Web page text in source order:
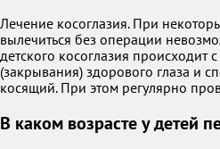
Лечение косоглазия. При
вылечиться без операции
детского косоглазия
(закрывания) здорового глаза и
косящий. При этом регулярно
В каком возрасте у детей